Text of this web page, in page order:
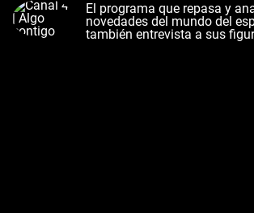
El programa que repasa y
novedades del mundo del
también entrevista a sus